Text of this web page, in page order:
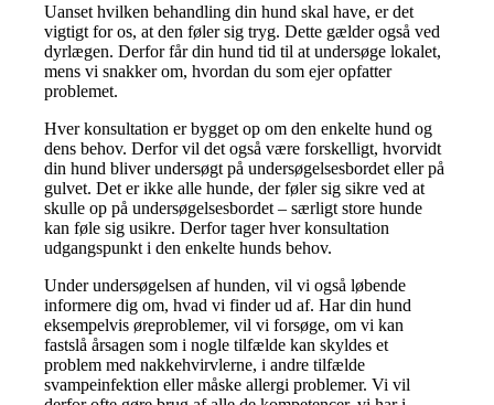
Uanset hvilken behandling din hund skal have, er det
vigtigt for os, at den føler sig tryg. Dette gælder også ved
dyrlægen. Derfor får din hund tid til at undersøge lokalet,
mens vi snakker om, hvordan du som ejer opfatter
problemet.
Hver konsultation er bygget op om den enkelte hund og
dens behov. Derfor vil det også være forskelligt, hvorvidt
din hund bliver undersøgt på undersøgelsesbordet eller på
gulvet. Det er ikke alle hunde, der føler sig sikre ved at
skulle op på undersøgelsesbordet – særligt store hunde
kan føle sig usikre. Derfor tager hver konsultation
udgangspunkt i den enkelte hunds behov.
Under undersøgelsen af hunden, vil vi også løbende
informere dig om, hvad vi finder ud af. Har din hund
eksempelvis øreproblemer, vil vi forsøge, om vi kan
fastslå årsagen som i nogle tilfælde kan skyldes et
problem med nakkehvirvlerne, i andre tilfælde
svampeinfektion eller måske allergi problemer. Vi vil